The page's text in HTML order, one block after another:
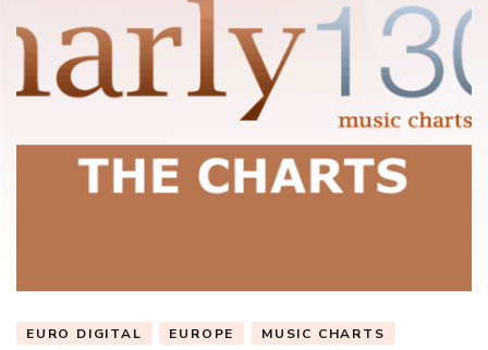
EURO DIGITAL EUROPE MUSIC CHARTS